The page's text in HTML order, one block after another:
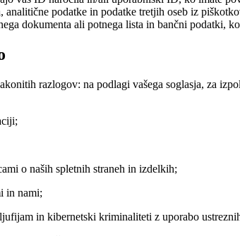
analitične podatke in podatke tretjih oseb iz
dokumenta ali potnega lista in bančni podatki,
razlogov: na podlagi vašega soglasja, za
o naših spletnih straneh in izdelkih;
in nami;
in kibernetski kriminaliteti z uporabo